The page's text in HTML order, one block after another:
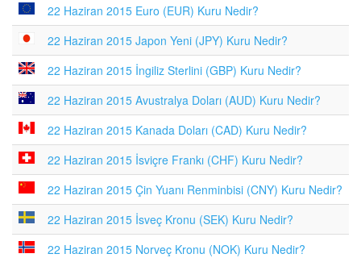
22 Haziran 2015 Euro (EUR) Kuru Nedir?
22 Haziran 2015 Japon Yeni (JPY) Kuru Nedir?
22 Haziran 2015 İngiliz Sterlini (GBP) Kuru Nedir?
22 Haziran 2015 Avustralya Doları (AUD) Kuru Nedir?
22 Haziran 2015 Kanada Doları (CAD) Kuru Nedir?
22 Haziran 2015 İsviçre Frankı (CHF) Kuru Nedir?
22 Haziran 2015 Çin Yuanı Renminbisi (CNY) Kuru Nedir?
22 Haziran 2015 İsveç Kronu (SEK) Kuru Nedir?
22 Haziran 2015 Norveç Kronu (NOK) Kuru Nedir?